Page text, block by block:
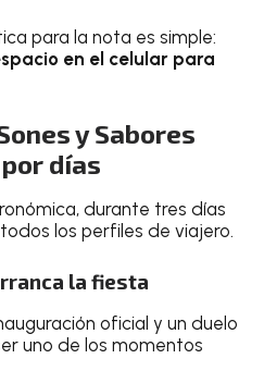
para la nota es simple:
en el celular para
y Sabores
días
durante tres días
los perfiles de viajero.
la fiesta
oficial y un duelo
uno de los momentos